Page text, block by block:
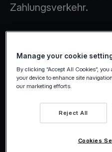
Zahlungsverkehr.
Manage your cookie
By clicking “Accept All Cookies”,
your device to enhance site
our marketing efforts.
Reject All
Cookies